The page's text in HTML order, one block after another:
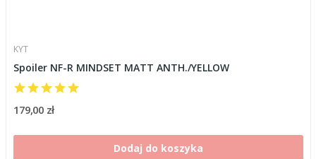
KYT
Spoiler NF-R MINDSET MATT ANTH./YELLOW
179,00 zł
Dodaj do koszyka